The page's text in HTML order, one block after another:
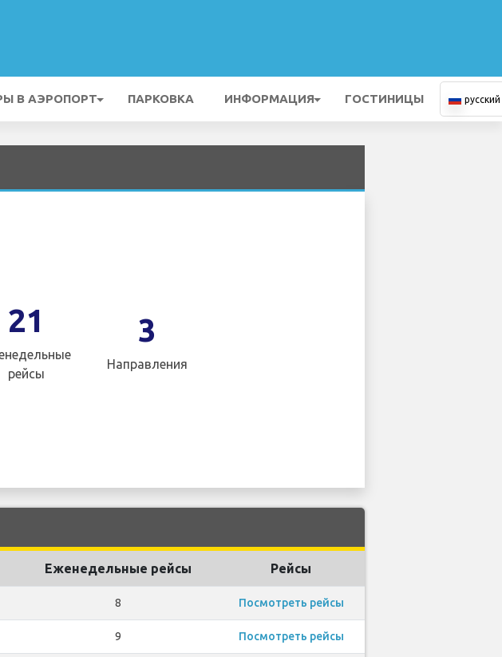
В АЭРОПОРТ ПАРКОВКА ИНФОРМАЦИЯ ГОСТИНИЦЫ русский
21
рейсы
3
Направления
Еженедельные рейсы Рейсы
8 Посмотреть рейсы
9 Посмотреть рейсы